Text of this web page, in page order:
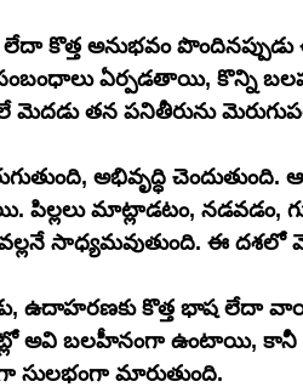
లేదా కొత్త అనుభవం
ఏర్పడతాయి, కొన్ని
తన పనితీరును
అభివృద్ధి
మాట్లాడటం, నడవడం,
సాధ్యమవుతుంది. ఈ
ఉదాహరణకు కొత్త భాష
అవి బలహీనంగా ఉంటాయి, కానీ
సులభంగా మారుతుంది.